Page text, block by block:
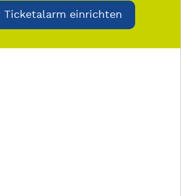
einrichten